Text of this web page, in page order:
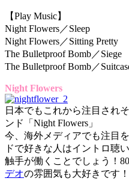
【Play Music】
Night Flowers／Sleep
Night Flowers／Sitting Pretty
The Bulletproof Bomb／Siege
The Bulletproof Bomb／
Night Flowers
日本でもこれから注目され
ンド「Night Flowers」
今、海外メディアでも注目
ドで好きな人はイントロ聴
触手が働くことでしょう！
デオの雰囲気も大好きです！